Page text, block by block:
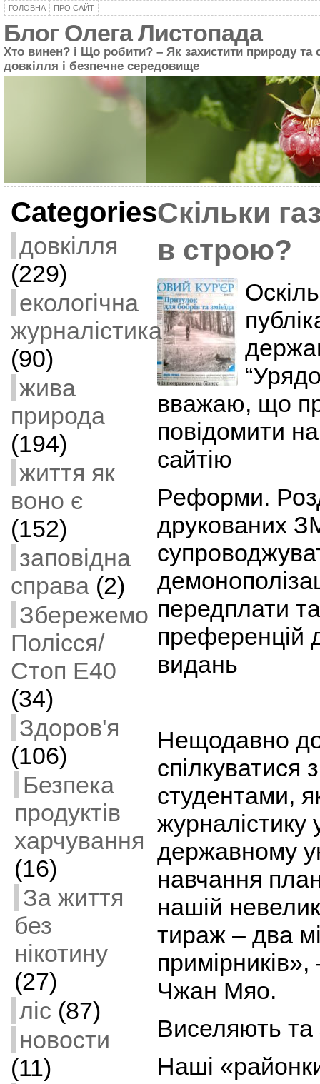
ГОЛОВНА ПРО САЙТ
Блог Олега Листопада
Хто винен? і Що робити? – Як захистити природу та
довкілля і безпечне середовище
Categories
довкілля
(229)
екологічна
журналістика
(90)
жива
природа
(194)
життя як
воно є
(152)
заповідна
справа(2)
Збережемо
Полісся/
Стоп Е40
(34)
Здоров'я
(106)
Безпека
продуктів
харчування
(16)
За життя
без
нікотину
(27)
ліс (87)
новости
(11)
Скільки
в строю?
вважаю, що
повідомити
сайтію
Реформи.
друкованих
передплати
преференцій
видань
Нещодавно
спілкуватися
студентами,
журналістику
державному
навчання
нашій
тираж – два
Чжан Мяо.
Виселяють
Наші